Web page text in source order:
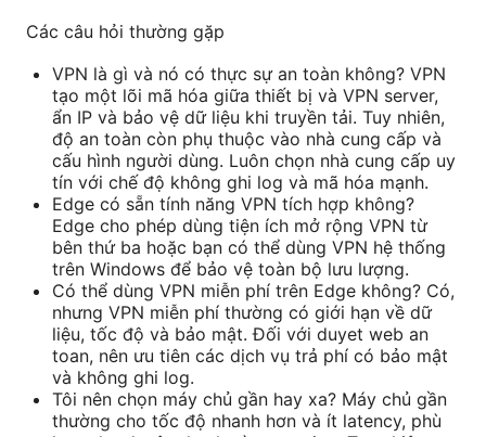
Các câu hỏi thường gặp
VPN là gì và nó có thực sự an toàn không? VPN
tạo một lõi mã hóa giữa thiết bị và VPN server,
ẩn IP và bảo vệ dữ liệu khi truyền tải. Tuy nhiên,
độ an toàn còn phụ thuộc vào nhà cung cấp và
cấu hình người dùng. Luôn chọn nhà cung cấp uy
tín với chế độ không ghi log và mã hóa mạnh.
Edge có sẵn tính năng VPN tích hợp không?
Edge cho phép dùng tiện ích mở rộng VPN từ
bên thứ ba hoặc bạn có thể dùng VPN hệ thống
trên Windows để bảo vệ toàn bộ lưu lượng.
Có thể dùng VPN miễn phí trên Edge không? Có,
nhưng VPN miễn phí thường có giới hạn về dữ
liệu, tốc độ và bảo mật. Đối với duyet web an
toan, nên ưu tiên các dịch vụ trả phí có bảo mật
và không ghi log.
Tôi nên chọn máy chủ gần hay xa? Máy chủ gần
thường cho tốc độ nhanh hơn và ít latency, phù